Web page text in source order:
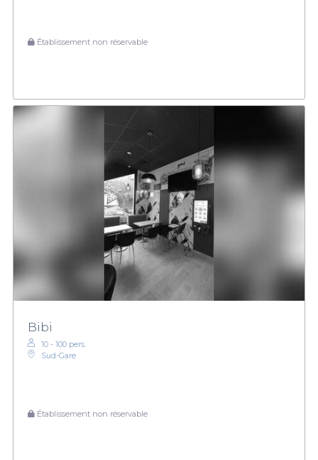
Établissement non réservable
Bibi
10 - 100 pers.
Sud-Gare
Établissement non réservable